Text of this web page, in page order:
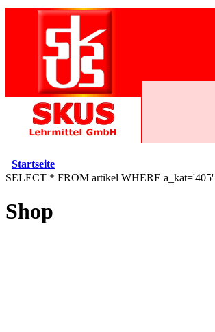
Startseite
SELECT * FROM artikel WHERE
Shop